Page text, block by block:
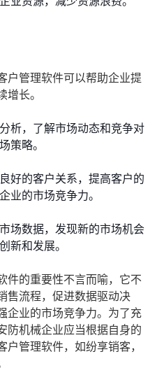
户管理软件可以帮助企业提
长。
析，了解市场动态和竞争对
策略。
好的客户关系，提高客户的
业的市场竞争力。
场数据，发现新的市场机会
新和发展。
件的重要性不言而喻，它不
售流程，促进数据驱动决
企业的市场竞争力。为了充
防机械企业应当根据自身的
管理软件，如纷享销客，